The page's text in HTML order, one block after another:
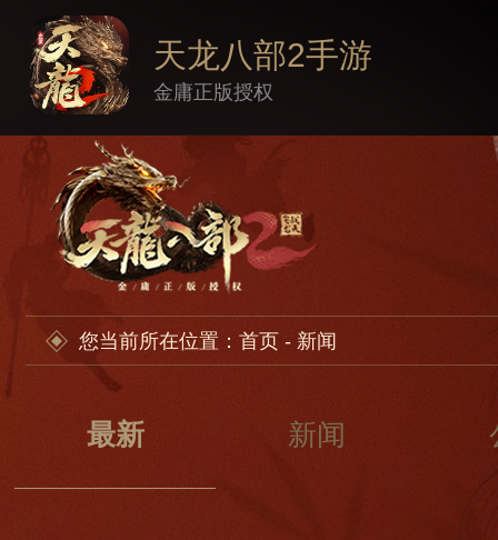
您当前所在位置： 首页 - 新闻
最新 新闻
天龙八部2手游
金庸正版授权